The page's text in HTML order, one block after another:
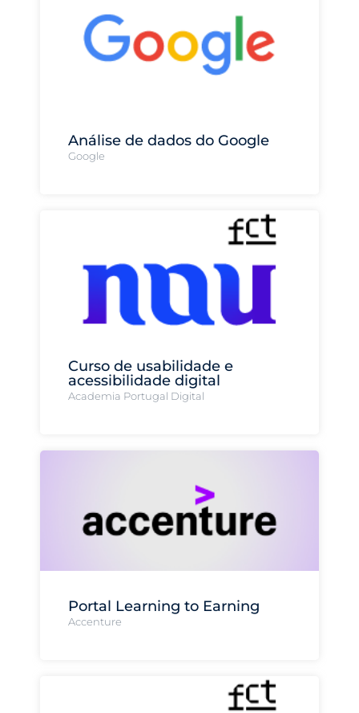
Análise de dados do Google
Google
Curso de usabilidade e
acessibilidade digital
Academia Portugal Digital
Portal Learning to Earning
Accenture